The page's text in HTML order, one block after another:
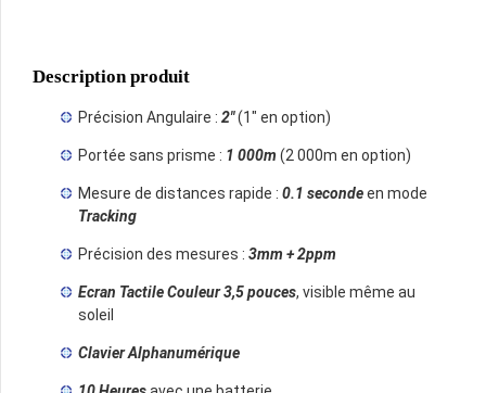
Description produit
Précision Angulaire :2″(1″ en option)
Portée sans prisme : 1 000m (2 000m en option)
Mesure de distances rapide :0.1 secondeen mode
Tracking
Précision des mesures :3mm + 2ppm
Ecran Tactile Couleur3,5 pouces, visible même au
soleil
Clavier Alphanumérique